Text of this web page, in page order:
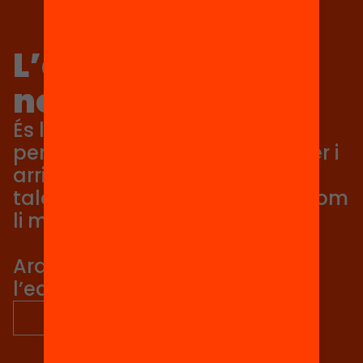
L’equitat no és
només un valor
És la condició perquè cada
persona pugui aprendre, créixer i
arribar tan lluny com el seu
talent li permeti, no tan lluny com
li marqui el seu origen.
Ara és el moment de posar
l’equitat al centre.